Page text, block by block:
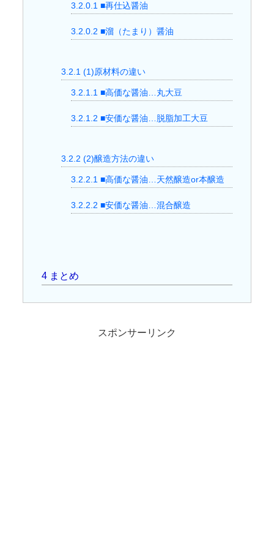
3.2.0.1■再仕込醤油
3.2.0.2 ■溜（たまり）醤油
3.2.1(1)原材料の違い
3.2.1.1■高価な醤油…丸大豆
3.2.1.2 ■安価な醤油…脱脂加工大豆
3.2.2 (2)醸造方法の違い
3.2.2.1■高価な醤油…天然醸造or本醸造
3.2.2.2 ■安価な醤油…混合醸造
4まとめ
スポンサーリンク